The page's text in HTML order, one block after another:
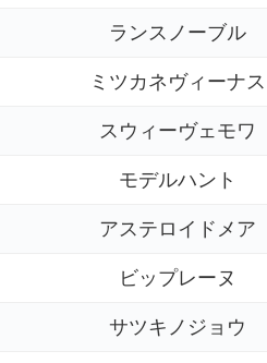
ランスノーブル
ミツカネヴィーナス
スウィーヴェモワ
モデルハント
アステロイドメア
ビップレーヌ
サツキノジョウ